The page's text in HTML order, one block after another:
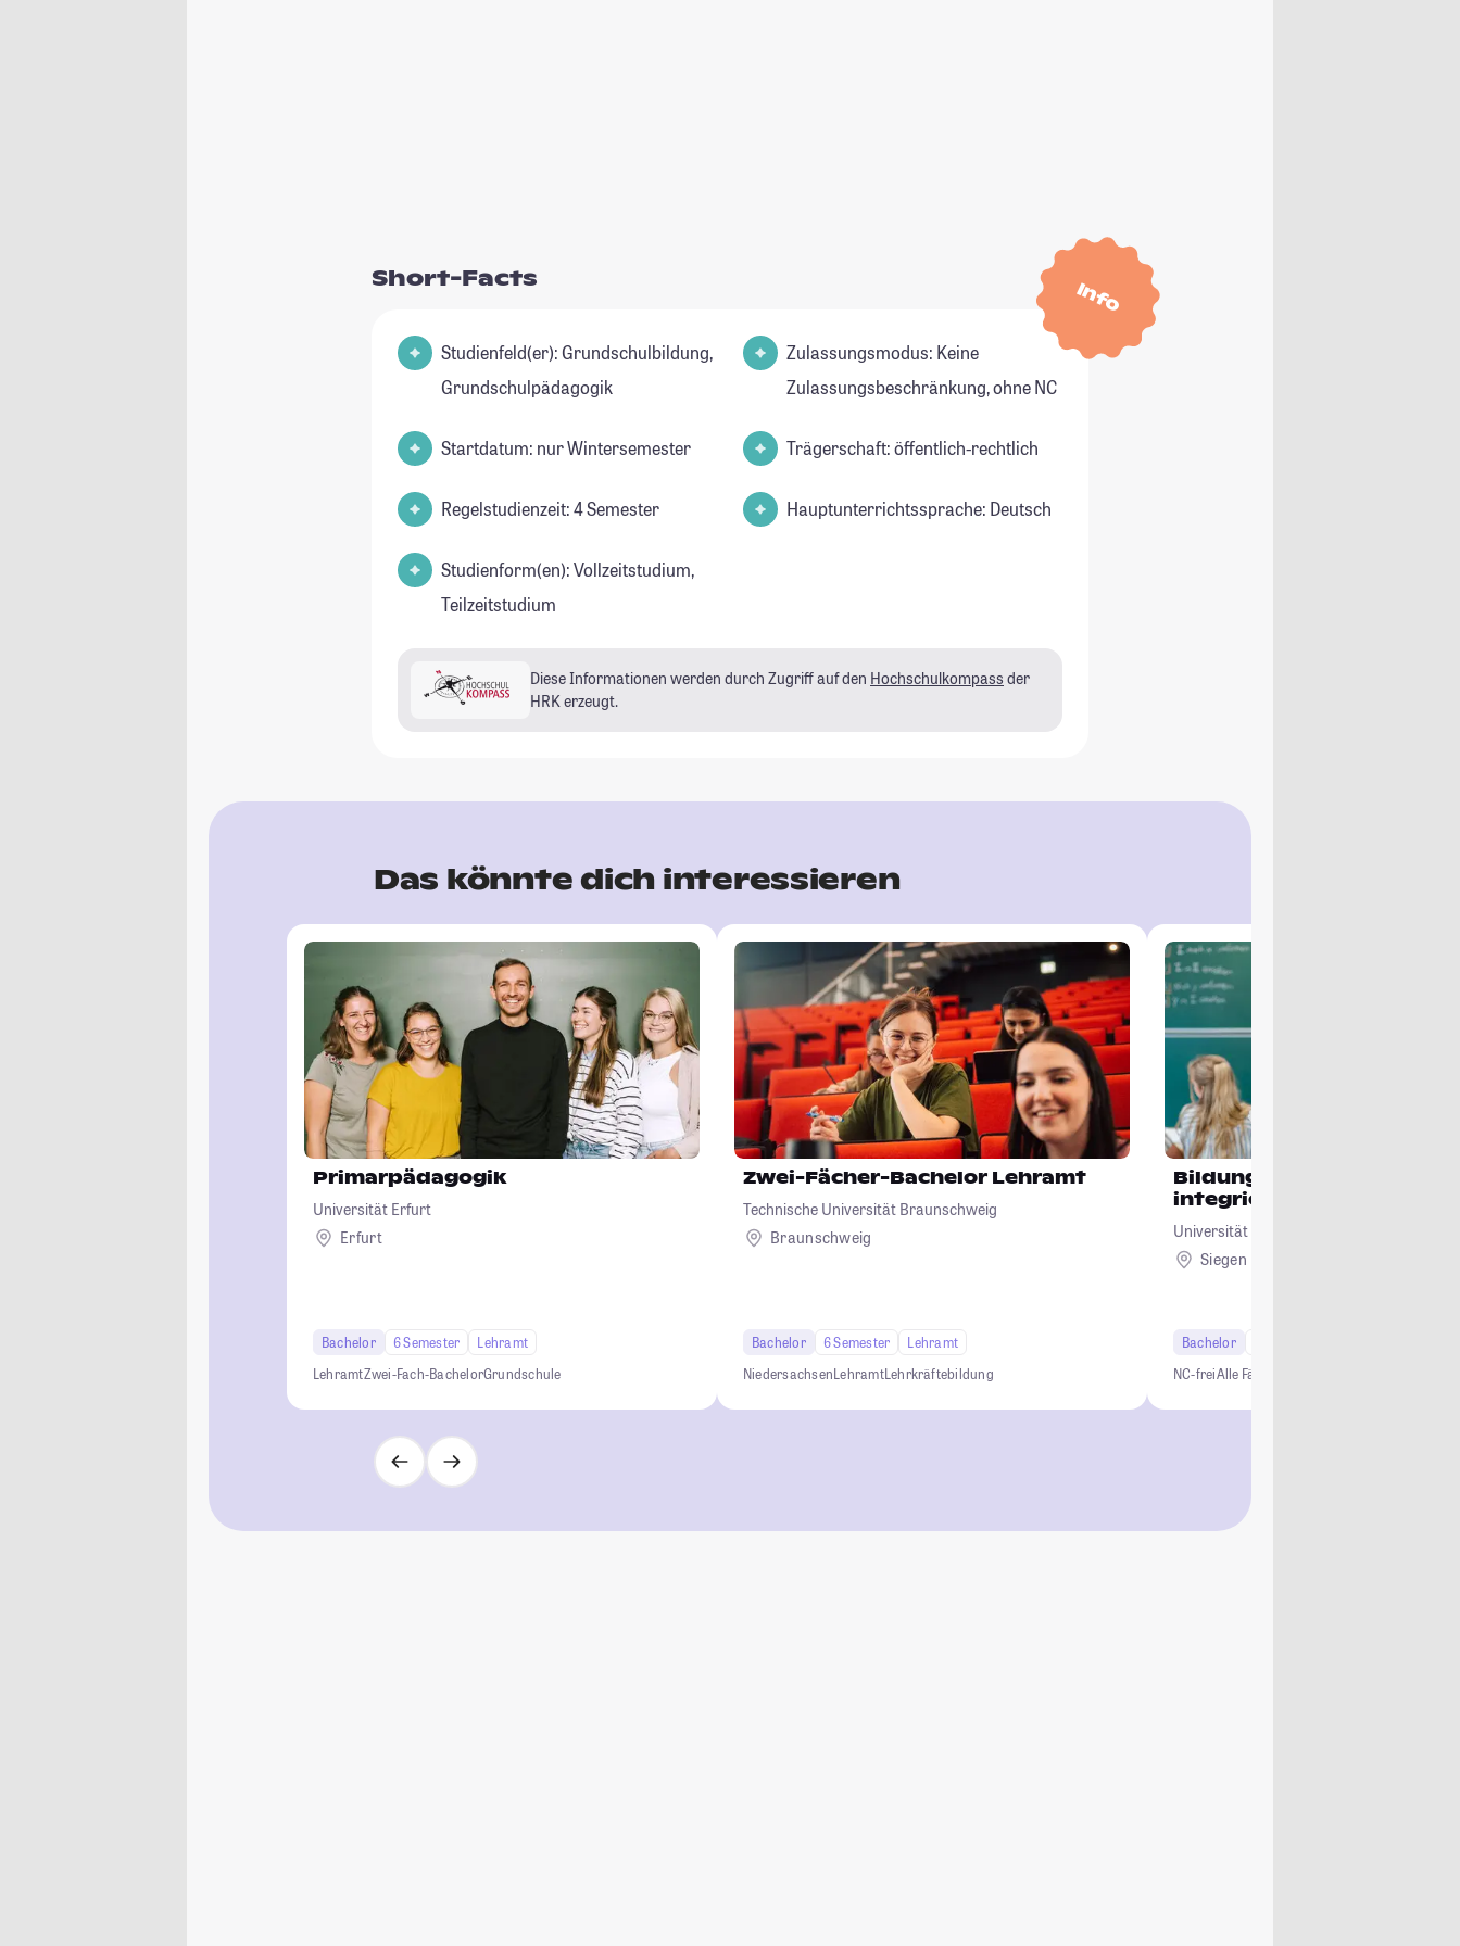
Info
Short-Facts
Studienfeld(er): Grundschulbildung,
Grundschulpädagogik
Startdatum: nur Wintersemester
Regelstudienzeit: 4 Semester
Studienform(en): Vollzeitstudium,
Teilzeitstudium
Zulassungsmodus: Keine
Zulassungsbeschränkung, ohne NC
Trägerschaft: öffentlich-rechtlich
Hauptunterrichtssprache: Deutsch
Diese Informationen werden durch Zugriff auf den Hochschulkompass der
HRK erzeugt.
Das könnte dich interessieren
Primarpädagogik
Universität Erfurt
Erfurt
Bachelor 6 Semester
Lehramt
LehramtZwei-Fach-BachelorGrundschule
Zwei-Fächer-Bachelor Lehramt
Technische Universität Braunschweig
Braunschweig
Bachelor 6 Semester
Lehramt
NiedersachsenLehramtLehrkräftebildung
Bildungswissenschaften
integrierter
Universität Siegen
Siegen
Bachelor
NC-freiAlle Fächer